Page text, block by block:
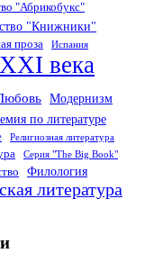
"Абрикобукс"
"Книжники"
проза Испания
века
Модернизм
по литературе
Религиозная литература
Серия "The Big Book"
Филология
литература